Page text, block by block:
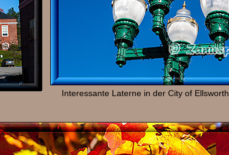
Interessante Laterne in der City of Ellsworth.